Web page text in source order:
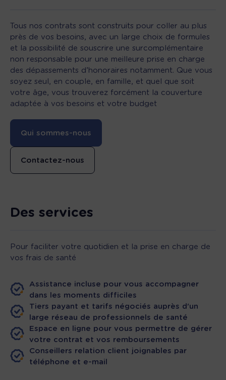
Tous nos contrats sont construits pour coller au plus
près de vos besoins, avec un large choix de formules
et la possibilité de souscrire une surcomplémentaire
non responsable pour une meilleure prise en charge
des dépassements d’honoraires notamment. Que vous
soyez seul, en couple, en famille, et quel que soit
votre âge, vous trouverez forcément la couverture
adaptée à vos besoins et votre budget
Qui sommes-nous
Contactez-nous
Des services
Pour faciliter votre quotidien et la prise en charge de
vos frais de santé
Assistance incluse pour vous accompagner
dans les moments difficiles
Tiers payant et tarifs négociés auprès d'un
large réseau de professionnels de santé
Espace en ligne pour vous permettre de gérer
votre contrat et vos remboursements
Conseillers relation client joignables par
téléphone et e-mail